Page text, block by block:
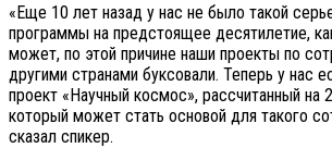
«Еще 10 лет назад у нас не было такой
программы на предстоящее десятилетие,
может, по этой причине наши проекты по
другими странами буксовали. Теперь у нас
проект «Научный космос», рассчитанный на
который может стать основой для такого
сказал спикер.